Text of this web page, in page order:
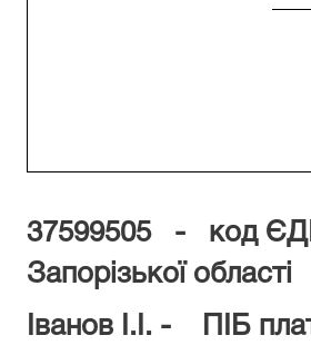
37599505 - код
Запорізької області
Іванов І.І. - ПІБ